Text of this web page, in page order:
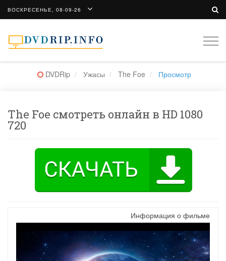
ВОСКРЕСЕНЬЕ, 08-09-26
DVDRip Ужасы The Foe Просмотр
The Foe смотреть онлайн в HD 1080
720
Информация о фильме